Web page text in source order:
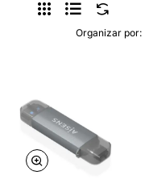
Organizar por: